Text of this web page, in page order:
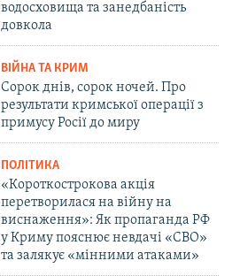
водосховища та занедбаність
довкола
ВІЙНА ТА КРИМ
Сорок днів, сорок ночей. Про
результати кримської операції з
примусу Росії до миру
ПОЛІТИКА
«Короткострокова акція
перетворилася на війну на
виснаження»: Як пропаганда РФ
у Криму пояснює невдачі «СВО»
та залякує «мінними атаками»